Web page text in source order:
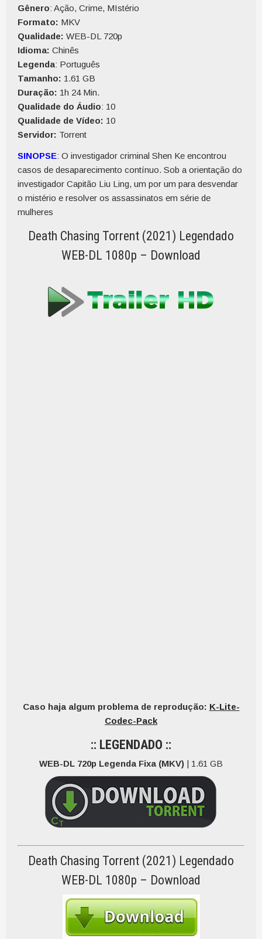
Gênero: Ação, Crime, MIstério
Formato: MKV
Qualidade: WEB-DL 720p
Idioma: Chinês
Legenda: Português
Tamanho: 1.61 GB
Duração: 1h 24 Min.
Qualidade do Áudio: 10
Qualidade de Vídeo: 10
Servidor: Torrent
SINOPSE: O investigador criminal Shen Ke encontrou
casos de desaparecimento contínuo. Sob a orientação do
investigador Capitão Liu Ling, um por um para desvendar
o mistério e resolver os assassinatos em série de
mulheres
Death Chasing Torrent (2021) Legendado
WEB-DL 1080p – Download
Caso haja algum problema de reprodução: K-Lite-
Codec-Pack
:: LEGENDADO ::
WEB-DL 720p Legenda Fixa (MKV) | 1.61 GB
Death Chasing Torrent (2021) Legendado
WEB-DL 1080p – Download